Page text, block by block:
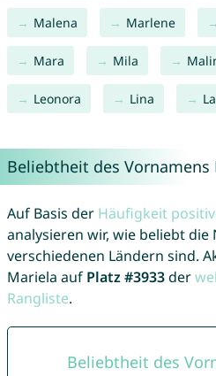
Malena Marlene
Mara Mila
Leonora Lina
Beliebtheit des Vornamens
Auf Basis der Häufigkeit
analysieren wir, wie beliebt die
verschiedenen Ländern sind.
Mariela auf Platz #3933der
Rangliste.